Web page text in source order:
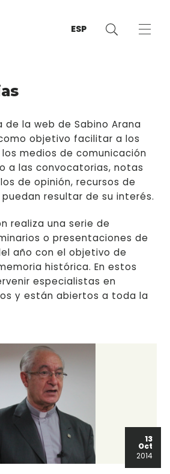
ESP
de la web de Sabino Arana
objetivo facilitar a los
medios de comunicación
a las convocatorias, notas
de opinión, recursos de
resultar de su interés.
realiza una serie de
o presentaciones de
año con el objetivo de
histórica. En estos
especialistas en
y están abiertos a toda la
13
Oct
2014